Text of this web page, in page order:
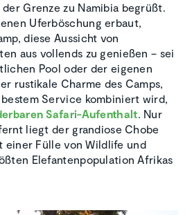
Grenze zu Namibia begrüßt.
Uferböschung erbaut,
diese Aussicht von
aus vollends zu genießen – sei
Pool oder der eigenen
rustikale Charme des Camps,
Service kombiniert wird,
Safari-Aufenthalt. Nur
liegt der grandiose Chobe
einer Fülle von Wildlife und
Elefantenpopulation Afrikas